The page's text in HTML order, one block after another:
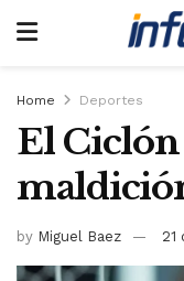
Home Deportes
El
by Miguel Baez 21